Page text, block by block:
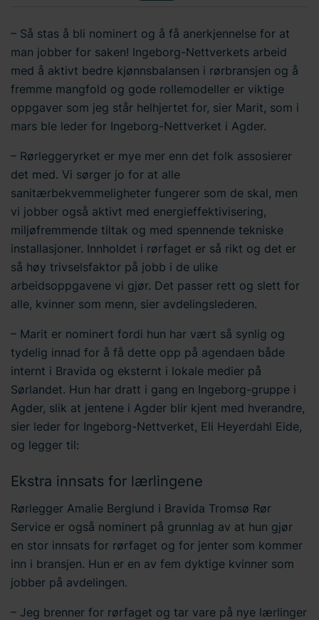
– Så stas å bli nominert og å få anerkjennelse for at
man jobber for saken! Ingeborg-Nettverkets arbeid
med å aktivt bedre kjønnsbalansen i rørbransjen og å
fremme mangfold og gode rollemodeller er viktige
oppgaver som jeg står helhjertet for, sier Marit, som i
mars ble leder for Ingeborg-Nettverket i Agder.
– Rørleggeryrket er mye mer enn det folk assosierer
det med. Vi sørger jo for at alle
sanitærbekvemmeligheter fungerer som de skal, men
vi jobber også aktivt med energieffektivisering,
miljøfremmende tiltak og med spennende tekniske
installasjoner. Innholdet i rørfaget er så rikt og det er
så høy trivselsfaktor på jobb i de ulike
arbeidsoppgavene vi gjør. Det passer rett og slett for
alle, kvinner som menn, sier avdelingslederen.
– Marit er nominert fordi hun har vært så synlig og
tydelig innad for å få dette opp på agendaen både
internt i Bravida og eksternt i lokale medier på
Sørlandet. Hun har dratt i gang en Ingeborg-gruppe i
Agder, slik at jentene i Agder blir kjent med hverandre,
sier leder for Ingeborg-Nettverket, Eli Heyerdahl Eide,
og legger til:
Ekstra innsats for lærlingene
Rørlegger Amalie Berglund i Bravida Tromsø Rør
Service er også nominert på grunnlag av at hun gjør
en stor innsats for rørfaget og for jenter som kommer
inn i bransjen. Hun er en av fem dyktige kvinner som
jobber på avdelingen.
– Jeg brenner for rørfaget og tar vare på nye lærlinger